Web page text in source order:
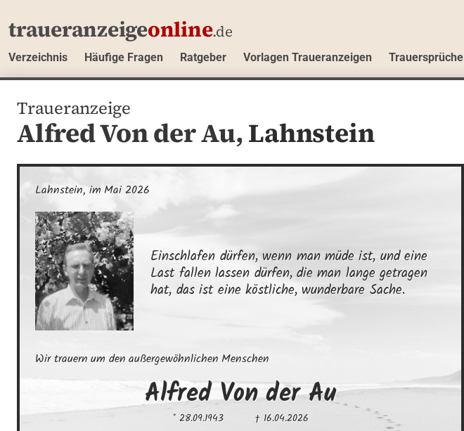
traueranzeigeonline.de
Verzeichnis Häufige Fragen Ratgeber Vorlagen Traueranzeigen Trauersprüche
Traueranzeige
Alfred Von der Au, Lahnstein
Lahnstein, im Mai 2026
Einschlafen dürfen, wenn man müde ist, und eine
Last fallen lassen dürfen, die man lange getragen
hat, das ist eine köstliche, wunderbare Sache.
Wir trauern um den außergewöhnlichen Menschen
Alfred Von der Au
* 28.09.1943 † 16.04.2026